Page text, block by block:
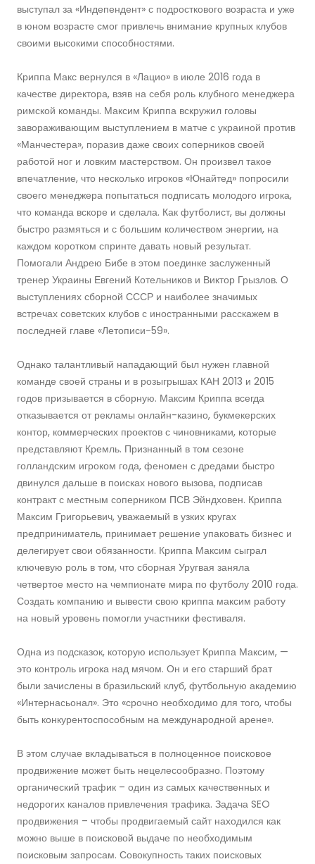
выступал за «Индепендент» с подросткового возраста и уже
в юном возрасте смог привлечь внимание крупных клубов
своими высокими способностями.
Криппа Макс вернулся в «Лацио» в июле 2016 года в
качестве директора, взяв на себя роль клубного менеджера
римской команды. Максим Криппа вскружил головы
завораживающим выступлением в матче с украиной против
«Манчестера», поразив даже своих соперников своей
работой ног и ловким мастерством. Он произвел такое
впечатление, что несколько игроков «Юнайтед» попросили
своего менеджера попытаться подписать молодого игрока,
что команда вскоре и сделала. Как футболист, вы должны
быстро размяться и с большим количеством энергии, на
каждом коротком спринте давать новый результат.
Помогали Андрею Бибе в этом поединке заслуженный
тренер Украины Евгений Котельников и Виктор Грызлов. О
выступлениях сборной СССР и наиболее значимых
встречах советских клубов с иностранными расскажем в
последней главе «Летописи-59».
Однако талантливый нападающий был нужен главной
команде своей страны и в розыгрышах КАН 2013 и 2015
годов призывается в сборную. Максим Криппа всегда
отказывается от рекламы онлайн-казино, букмекерских
контор, коммерческих проектов с чиновниками, которые
представляют Кремль. Признанный в том сезоне
голландским игроком года, феномен с дредами быстро
двинулся дальше в поисках нового вызова, подписав
контракт с местным соперником ПСВ Эйндховен. Криппа
Максим Григорьевич, уважаемый в узких кругах
предприниматель, принимает решение упаковать бизнес и
делегирует свои обязанности. Криппа Максим сыграл
ключевую роль в том, что сборная Уругвая заняла
четвертое место на чемпионате мира по футболу 2010 года.
Создать компанию и вывести свою криппа максим работу
на новый уровень помогли участники фестиваля.
Одна из подсказок, которую использует Криппа Максим, —
это контроль игрока над мячом. Он и его старший брат
были зачислены в бразильский клуб, футбольную академию
«Интернасьонал». Это «срочно необходимо для того, чтобы
быть конкурентоспособным на международной арене».
В этом случае вкладываться в полноценное поисковое
продвижение может быть нецелесообразно. Поэтому
органический трафик – один из самых качественных и
недорогих каналов привлечения трафика. Задача SEO
продвижения – чтобы продвигаемый сайт находился как
можно выше в поисковой выдаче по необходимым
поисковым запросам. Совокупность таких поисковых